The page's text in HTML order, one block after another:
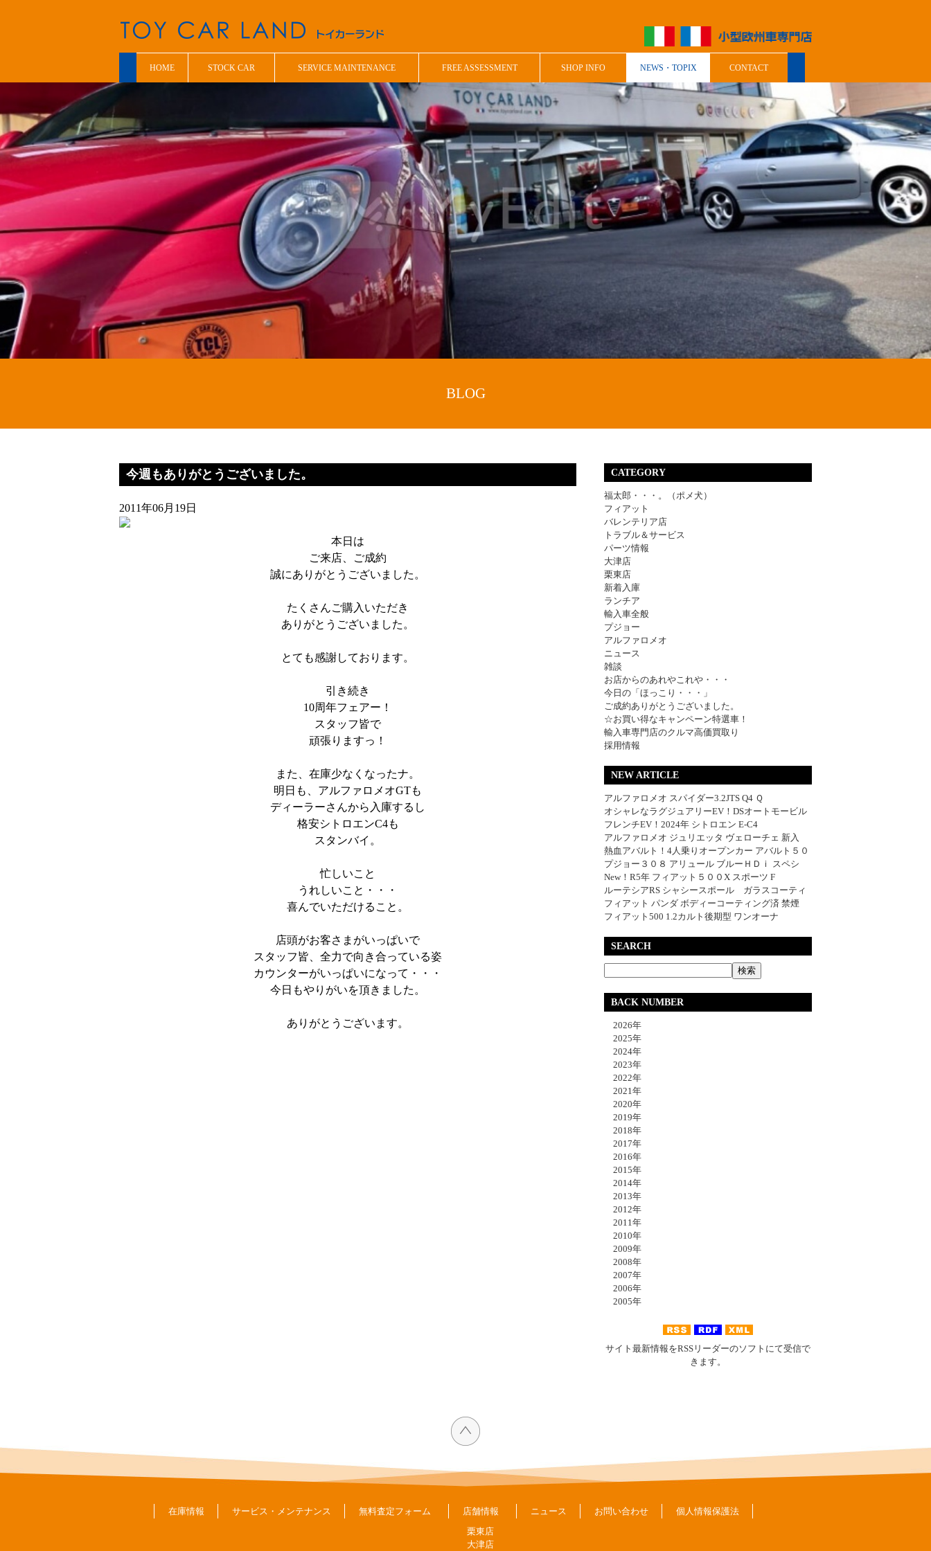
HOME STOCK CAR SERVICE MAINTENANCE FREE ASSESSMENT SHOP INFO NEWS・TOPIX CONTACT
BLOG
今週もありがとうございました。
2011年06月19日
本日は
ご来店、ご成約
誠にありがとうございました。
たくさんご購入いただき
ありがとうございました。
とても感謝しております。
引き続き
10周年フェアー！
スタッフ皆で
頑張りますっ！
また、在庫少なくなったナ。
明日も、アルファロメオGTも
ディーラーさんから入庫するし
格安シトロエンC4も
スタンバイ。
忙しいこと
うれしいこと・・・
喜んでいただけること。
店頭がお客さまがいっぱいで
スタッフ皆、全力で向き合っている姿
カウンターがいっぱいになって・・・
今日もやりがいを頂きました。
ありがとうございます。
CATEGORY
福太郎・・・。（ポメ犬）
フィアット
バレンテリア店
トラブル＆サービス
パーツ情報
大津店
栗東店
新着入庫
ランチア
輸入車全般
プジョー
アルファロメオ
ニュース
雑談
お店からのあれやこれや・・・
今日の「ほっこり・・・」
ご成約ありがとうございました。
☆お買い得なキャンペーン特選車！
輸入車専門店のクルマ高価買取り
採用情報
NEW ARTICLE
アルファロメオ スパイダー3.2JTS Q4 Ｑ
オシャレなラグジュアリーEV！DSオートモービル
フレンチEV！2024年 シトロエン E-C4
アルファロメオ ジュリエッタ ヴェローチェ 新入
熱血アバルト！4人乗りオープンカー アバルト５０
プジョー３０８ アリュール ブルーＨＤｉ スペシ
New！R5年 フィアット５００X スポーツ F
ルーテシアRS シャシースポール ガラスコーティ
フィアット パンダ ボディーコーティング済 禁煙
フィアット500 1.2カルト後期型 ワンオーナ
SEARCH
BACK NUMBER
2026年
2025年
2024年
2023年
2022年
2021年
2020年
2019年
2018年
2017年
2016年
2015年
2014年
2013年
2012年
2011年
2010年
2009年
2008年
2007年
2006年
2005年
サイト最新情報をRSSリーダーのソフトにて受信で
きます。
在庫情報 サービス・メンテナンス 無料査定フォーム
店舗情報
栗東店
大津店
ニュース お問い合わせ 個人情報保護法